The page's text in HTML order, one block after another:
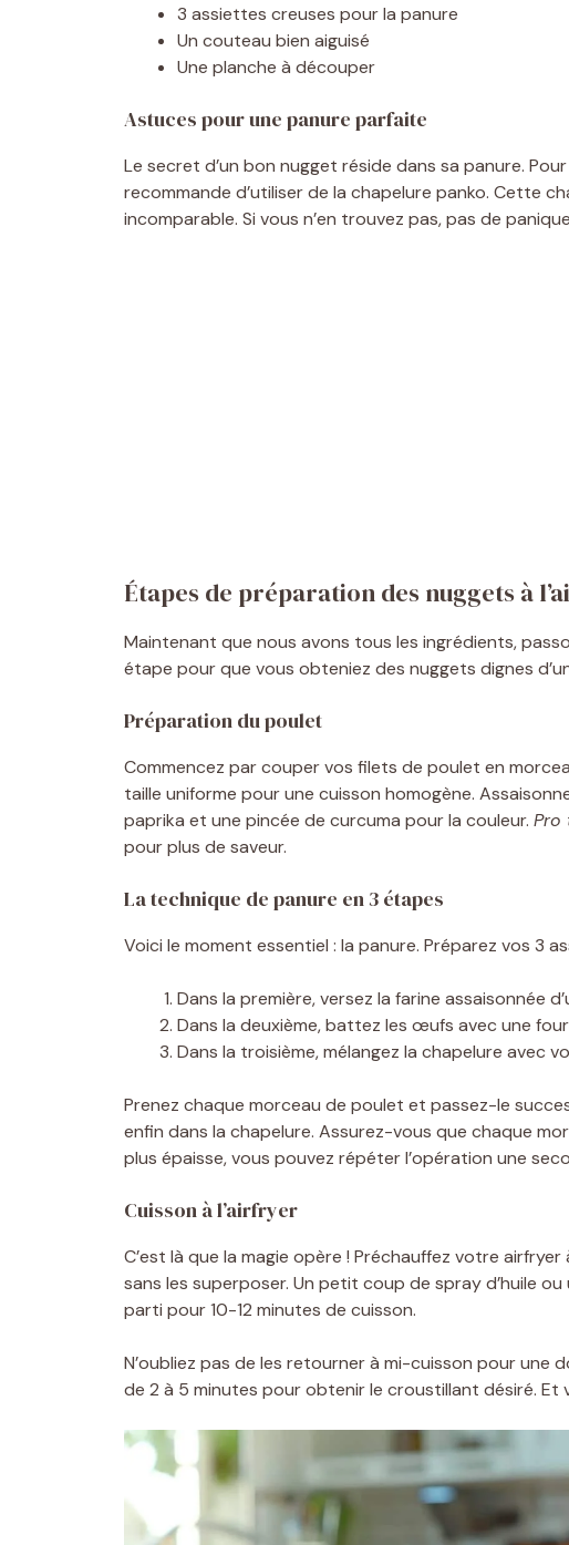
3 assiettes creuses pour la panure
Un couteau bien aiguisé
Une planche à découper
Astuces pour une panure parfaite
Le secret d’un bon nugget réside dans sa panure.
recommande d’utiliser de la chapelure panko. Cette
incomparable. Si vous n’en trouvez pas, pas de
Étapes de préparation des nuggets à
Maintenant que nous avons tous les ingrédients,
étape pour que vous obteniez des nuggets dignes
Préparation du poulet
Commencez par couper vos filets de poulet en
taille uniforme pour une cuisson homogène.
paprika et une pincée de curcuma pour la couleur. Pro
pour plus de saveur.
La technique de panure en 3 étapes
Voici le moment essentiel : la panure. Préparez vos 3
Dans la première, versez la farine assaisonnée
Dans la deuxième, battez les œufs avec une
Dans la troisième, mélangez la chapelure avec
Prenez chaque morceau de poulet et passez-le
enfin dans la chapelure. Assurez-vous que chaque
plus épaisse, vous pouvez répéter l’opération une
Cuisson à l’airfryer
C’est là que la magie opère ! Préchauffez votre
sans les superposer. Un petit coup de spray d’huile ou
parti pour 10-12 minutes de cuisson.
N’oubliez pas de les retourner à mi-cuisson pour une
de 2 à 5 minutes pour obtenir le croustillant désiré. Et